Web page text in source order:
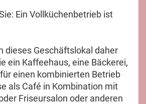
Ein Vollküchenbetrieb ist
dieses Geschäftslokal daher
ein Kaffeehaus, eine Bäckerei,
einen kombinierten Betrieb
als Café in Kombination mit
Friseursalon oder anderen